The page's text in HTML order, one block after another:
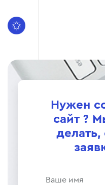
Нужен
сайт ?
делать,